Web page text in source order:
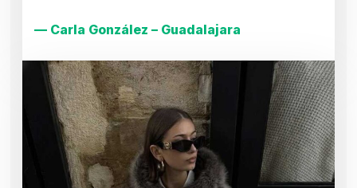
— Carla González – Guadalajara